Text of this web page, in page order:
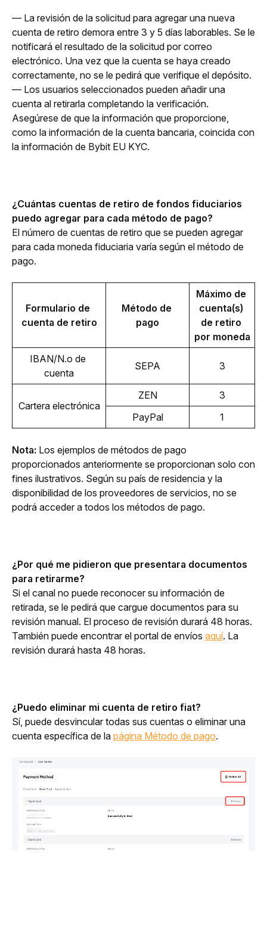
— La revisión de la solicitud para agregar una nueva
cuenta de retiro demora entre 3 y 5 días laborables. Se le
notificará el resultado de la solicitud por correo
electrónico. Una vez que la cuenta se haya creado
correctamente, no se le pedirá que verifique el depósito.
— Los usuarios seleccionados pueden añadir una
cuenta al retirarla completando la verificación.
Asegúrese de que la información que proporcione,
como la información de la cuenta bancaria, coincida con
la información de Bybit EU KYC.
¿Cuántas cuentas de retiro de fondos fiduciarios
puedo agregar para cada método de pago?
El número de cuentas de retiro que se pueden agregar
para cada moneda fiduciaria varía según el método de
pago.
Formulario de
cuenta de retiro
Método de
pago
Máximo de
cuenta(s)
de retiro
por moneda
IBAN/N.o de
cuenta
SEPA 3
Cartera electrónica
ZEN
3
PayPal
1
Nota: Los ejemplos de métodos de pago
proporcionados anteriormente se proporcionan solo con
fines ilustrativos. Según su país de residencia y la
disponibilidad de los proveedores de servicios, no se
podrá acceder a todos los métodos de pago.
¿Por qué me pidieron que presentara documentos
para retirarme?
Si el canal no puede reconocer su información de
retirada, se le pedirá que cargue documentos para su
revisión manual. El proceso de revisión durará 48 horas.
También puede encontrar el portal de envíos aquí. La
revisión durará hasta 48 horas.
¿Puedo eliminar mi cuenta de retiro fiat?
Sí, puede desvincular todas sus cuentas o eliminar una
cuenta específica de la página Método de pago.